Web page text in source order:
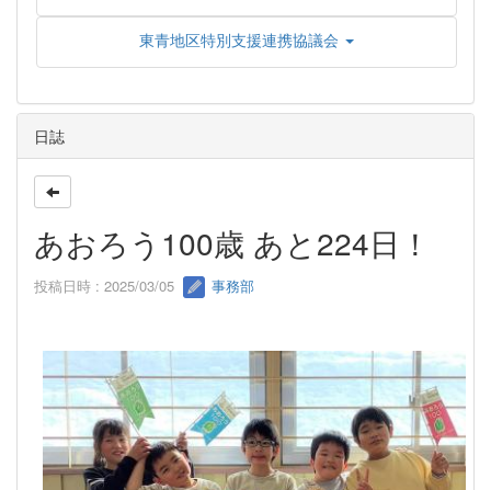
東青地区特別支援連携協議会
日誌
あおろう100歳 あと224日！
投稿日時 : 2025/03/05 事務部